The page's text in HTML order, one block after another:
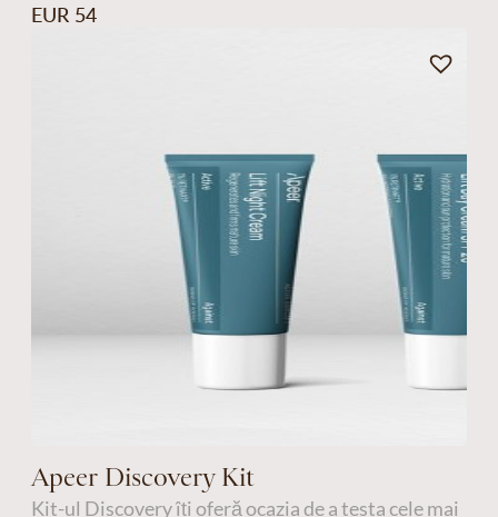
EUR 54
Apeer Discovery Kit
Kit-ul Discovery îți oferă ocazia de a testa cele mai